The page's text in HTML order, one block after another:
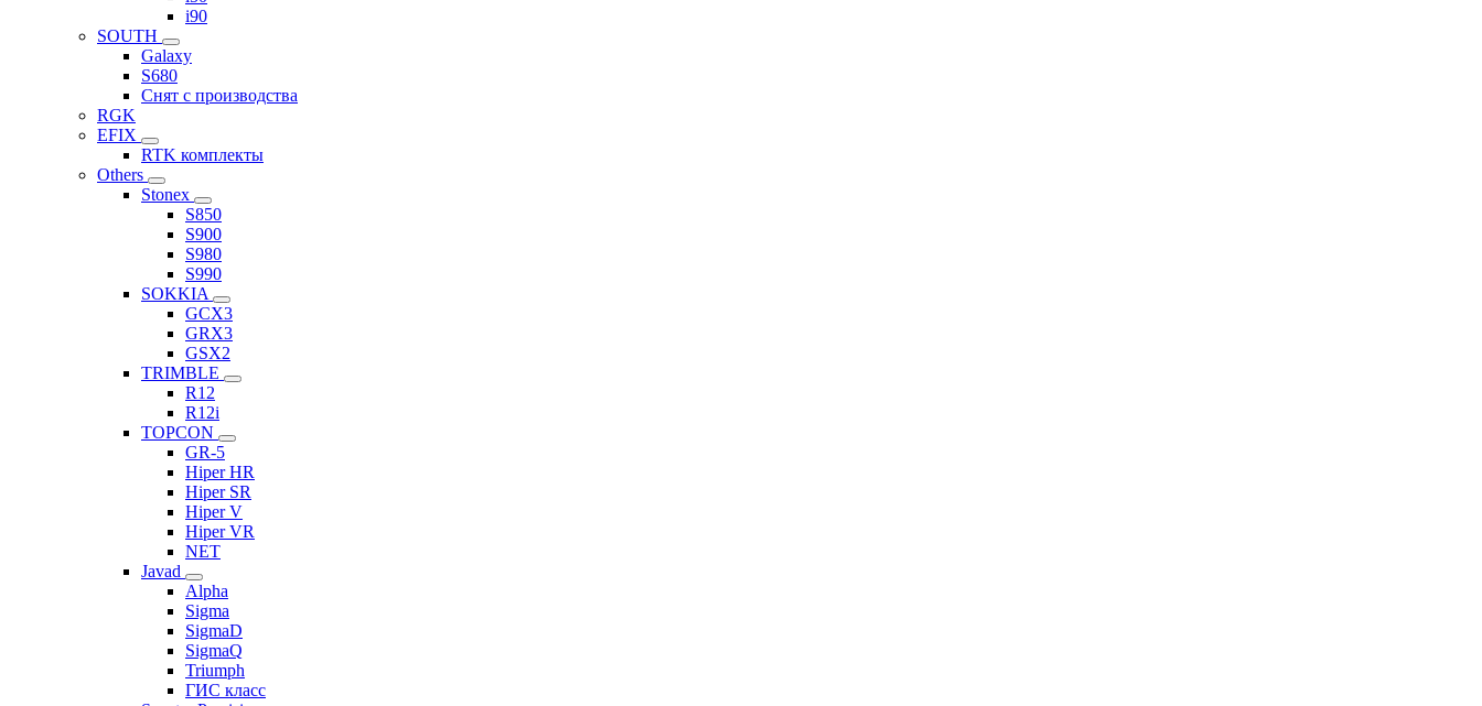
i90
SOUTH
Galaxy
S680
Снят с производства
RGK
EFIX
RTK комплекты
Others
Stonex
S850
S900
S980
S990
SOKKIA
GCX3
GRX3
GSX2
TRIMBLE
R12
R12i
TOPCON
GR-5
Hiper HR
Hiper SR
Hiper V
Hiper VR
NET
Javad
Alpha
Sigma
SigmaD
SigmaQ
Triumph
ГИС класс